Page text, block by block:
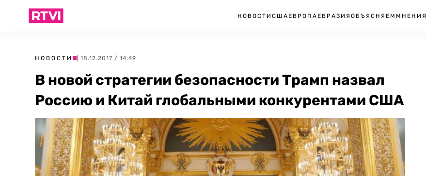
НОВОСТИ США ЕВРОПА ЕВРАЗИЯ ОБЪЯСНЯЕМ МНЕНИЯ
НОВОСТИ | 18.12.2017 / 14:49
В новой стратегии безопасности Трамп назвал
Россию и Китай глобальными конкурентами США